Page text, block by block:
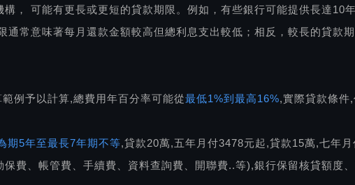
構， 可能有更長或更短的貸款期限。例如，有些銀行可能提供長達10年
常意味著每月還款金額較高但總利息支出較低；相反，較長的貸款
例予以計算,總費用年百分率可能從最低1%到最高16%,實際貸款條件
期5年至最長7年期不等,貸款20萬,五年月付3478元起,貸款15萬,七年
費、帳管費、手續費、資料查詢費、開聯費..等),銀行保留核貸額度